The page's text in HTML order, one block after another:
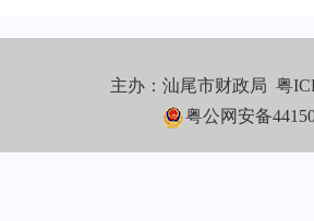
主办：汕尾市财政局粤
粤公网安备